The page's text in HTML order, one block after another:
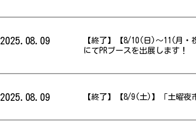
2025.08.09
【終了】【8/10(日)〜11(月・
にてPRブースを出展します！
2025.08.09 【終了】【8/9(土)】「土曜夜